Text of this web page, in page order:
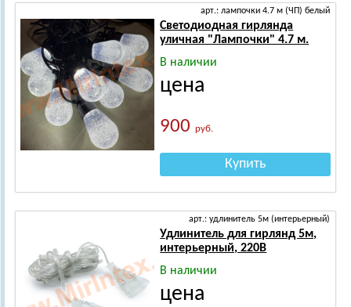
арт.: лампочки 4.7 м (ЧП) белый
Светодиодная гирлянда
уличная "Лампочки" 4.7 м.
В наличии
цена
900руб.
Купить
арт.: удлинитель 5м (интерьерный)
Удлинитель для гирлянд 5м,
интерьерный, 220В
В наличии
цена